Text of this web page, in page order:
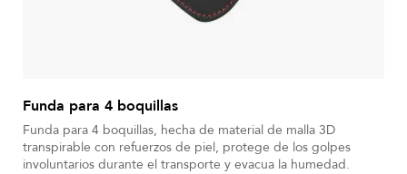
Funda para 4 boquillas
Funda para 4 boquillas, hecha de material de malla 3D
transpirable con refuerzos de piel, protege de los golpes
involuntarios durante el transporte y evacua la humedad.